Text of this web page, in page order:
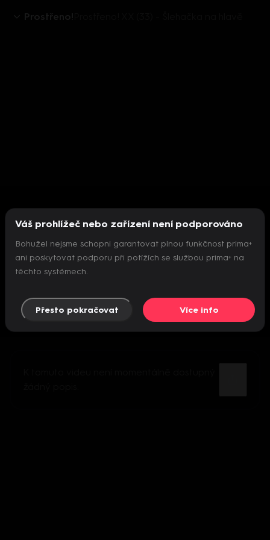
Prostřeno!
Nepodařilo se inicializovat přehrávač
Váš prohlížeč nebo zařízení není podporováno
Bohužel nejsme schopni garantovat plnou funkčnost prima+
ani poskytovat podporu při potížích se službou prima+ na
těchto systémech.
Přesto pokračovat Více info